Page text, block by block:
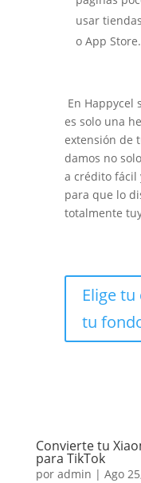
usar
o App Store.
En Happycel
es solo una
extensión de
damos no
a crédito fácil
para que lo
totalmente
Elige
tu
Convierte tu
para TikTok
por admin | Ago